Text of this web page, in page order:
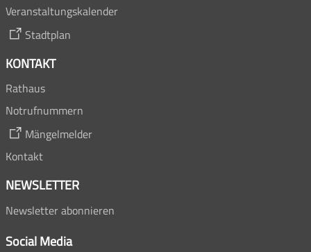
Veranstaltungskalender
Stadtplan
KONTAKT
Rathaus
Notrufnummern
Mängelmelder
Kontakt
NEWSLETTER
Newsletter abonnieren
Social Media